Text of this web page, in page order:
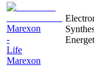
Marexon
-
Life
Marexon